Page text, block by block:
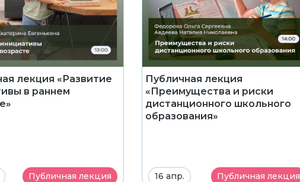
лекция «Развитие
в раннем
Публичная лекция
Публичная лекция
«Преимущества и риски
дистанционного школьного
образования»
16 апр. Публичная лекция